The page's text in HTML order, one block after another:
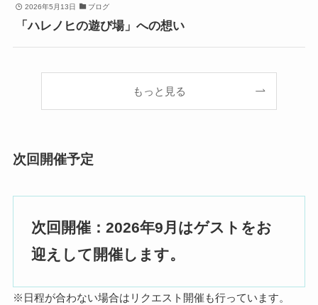
2026年5月13日 ブログ
「ハレノヒの遊び場」への想い
もっと見る
次回開催予定
次回開催：2026年9月はゲストをお
迎えして開催します。
※日程が合わない場合はリクエスト開催も行っています。